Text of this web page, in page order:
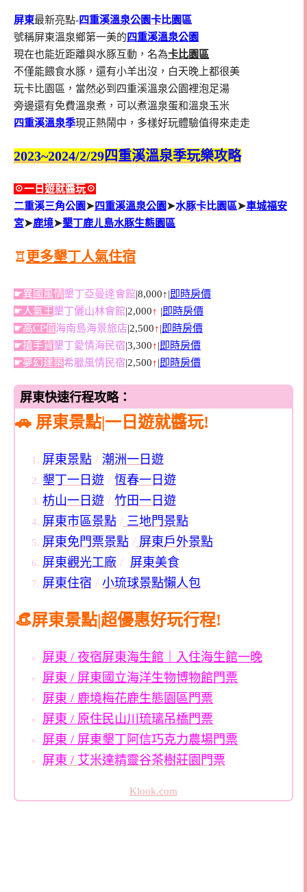
屏東最新亮點-四重溪溫泉公園卡比園區
號稱屏東溫泉鄉第一美的 四重溪溫泉公園
現在也能近距離與水豚互動，名為卡比園區
不僅能餵食水豚，還有小羊出沒，白天晚上都很美
玩卡比園區，當然必到四重溪溫泉公園裡泡足湯
旁邊還有免費溫泉煮，可以煮溫泉蛋和溫泉玉米
四重溪溫泉季現正熱鬧中，多樣好玩體驗值得來走走
2023~2024/2/29四重溪溫泉季玩樂攻略
☉一日遊就醬玩☉
二重溪三角公園➤四重溪溫泉公園➤水豚卡比園區➤車城福安
宮➤鹿境➤墾丁鹿ㄦ島水豚生態園區
♖ 更多墾丁人氣住宿
☛異國風情墾丁亞曼達會館|8,000↑|即時房價
☛人氣王墾丁儷山林會館|2,000↑ |即時房價
☛高CP值海南島海景旅店|2,500↑|即時房價
☛搶手貨墾丁愛情海民宿|3,300↑|即時房價
☛夢幻建築希臘風情民宿|2,500↑|即時房價
屏東快速行程攻略：
🚗 屏東景點|一日遊就醬玩!
屏東景點 / 潮洲一日遊
墾丁一日遊 / 恆春一日遊
枋山一日遊 / 竹田一日遊
屏東市區景點 / 三地門景點
屏東免門票景點 / 屏東戶外景點
屏東觀光工廠 / 屏東美食
屏東住宿 / 小琉球景點懶人包
👒屏東景點|超優惠好玩行程!
屏東 / 夜宿屏東海生館｜入住海生館一晚
屏東 / 屏東國立海洋生物博物館門票
屏東 / 鹿境梅花鹿生態園區門票
屏東 / 原住民山川琉璃吊橋門票
屏東 / 屏東墾丁阿信巧克力農場門票
屏東 / 艾米達精靈谷茶樹莊園門票
Klook.com